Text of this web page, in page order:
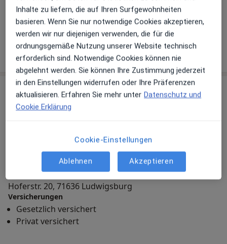
Zorana Bogdanovic
Zahnärztin
Praxis
aquadent - Zahn- und Implantatzentrum
Hoferstr. 20, 71636 Ludwigsburg
Versicherungen
Gesetzlich versichert
Privat versichert
Inhalte zu liefern, die auf Ihren Surfgewohnheiten
basieren. Wenn Sie nur notwendige Cookies akzeptieren,
werden wir nur diejenigen verwenden, die für die
ordnungsgemäße Nutzung unserer Website technisch
erforderlich sind. Notwendige Cookies können nie
abgelehnt werden. Sie können Ihre Zustimmung jederzeit
in den Einstellungen widerrufen oder Ihre Präferenzen
aktualisieren. Erfahren Sie mehr unter Datenschutz und
Cookie Erklärung
Cookie-Einstellungen
Ablehnen Akzeptieren